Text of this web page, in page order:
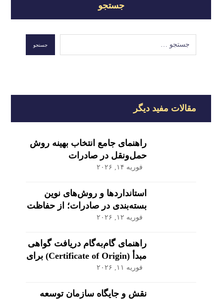
جستجو
مقالات مفید دیگر
راهنمای جامع انتخاب بهینه روش
حمل‌ونقل در صادرات
فوریه ۱۴, ۲۰۲۶
استانداردها و روش‌های نوین
بسته‌بندی در صادرات؛ از حفاظت
تا بازاریابی
فوریه ۱۲, ۲۰۲۶
راهنمای گام‌به‌گام دریافت گواهی
مبدأ (Certificate of Origin) برای
کالاهای صادراتی
فوریه ۱۱, ۲۰۲۶
نقش و جایگاه سازمان توسعه